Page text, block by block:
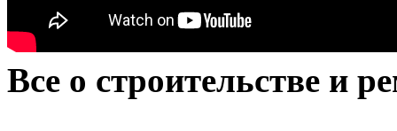
Все о строительстве и